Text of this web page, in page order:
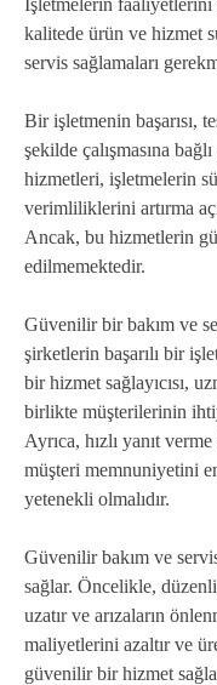
kalitede ürün ve hizmet
servis sağlamaları
Bir işletmenin başarısı,
şekilde çalışmasına
hizmetleri, işletmelerin
verimliliklerini artırma
Ancak, bu hizmetlerin
edilmemektedir.
Güvenilir bir bakım ve
şirketlerin başarılı bir
bir hizmet sağlayıcısı,
birlikte müşterilerinin
Ayrıca, hızlı yanıt
müşteri memnuniyetini
yetenekli olmalıdır.
Güvenilir bakım ve
sağlar. Öncelikle,
uzatır ve arızaların
maliyetlerini azaltır ve
güvenilir bir hizmet